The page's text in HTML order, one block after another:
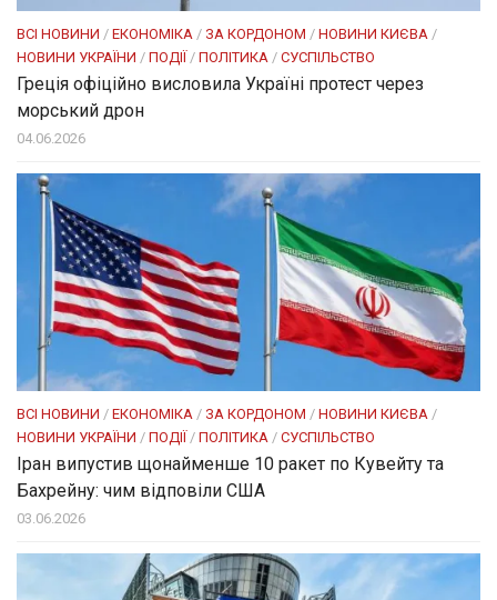
ВСІ НОВИНИ / ЕКОНОМІКА / ЗА КОРДОНОМ / НОВИНИ КИЄВА /
НОВИНИ УКРАЇНИ / ПОДІЇ/ ПОЛІТИКА / СУСПІЛЬСТВО
Греція офіційно висловила Україні протест через
морський дрон
04.06.2026
ВСІ НОВИНИ / ЕКОНОМІКА / ЗА КОРДОНОМ / НОВИНИ КИЄВА /
НОВИНИ УКРАЇНИ / ПОДІЇ / ПОЛІТИКА / СУСПІЛЬСТВО
Іран випустив щонайменше 10 ракет по Кувейту та
Бахрейну: чим відповіли США
03.06.2026